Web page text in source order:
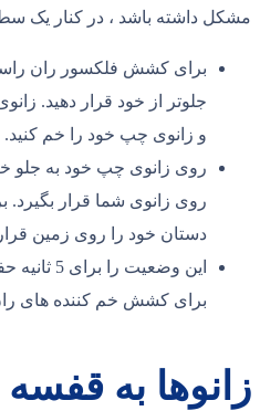
مشکل داشته باشد ، در کنار یک
برای کشش فلکسور ران
جلوتر از خود قرار دهید.
و زانوی چپ خود را خم کنید.
روی زانوی چپ خود به جلو
روی زانوی شما قرار بگیرد.
دستان خود را روی زمین
برای کشش خم کننده های
زانوها به